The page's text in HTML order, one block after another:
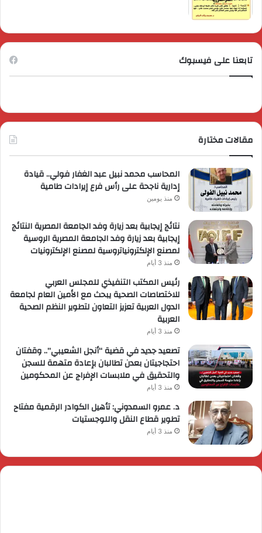
تابعنا على فيسبوك
مقالات مختارة
المحاسب محمد نبيل عبد الغفار فولي.. قيادة
إدارية ناجحة على رأس فرع إيرادات طامية
منذ يومين
نتائج إيجابية بعد زيارة وفد الجامعة المصرية النتائج
إيجابية بعد زيارة وفد الجامعة المصرية الروسية
لمصنع الإلكترونياتروسية لمصنع الإلكترونيات
منذ 3 أيام
رئيس المكتب التنفيذي للمجلس العربي
للاختصاصات الصحية يبحث مع الأمين العام لجامعة
الدول العربية تعزيز التعاون لتطوير النظم الصحية
العربية
منذ 3 أيام
تصعيد جديد في قضية “أنجل الشعيبي”.. وقفتان
احتجاجيتان بعدن تطالبان بإعادة متهمة للسجن
والتحقيق في ملابسات الإفراج عن المحكومين
منذ 3 أيام
د. عمرو السمدوني: تأهيل الكوادر الرقمية مفتاح
تطوير قطاع النقل واللوجستيات
منذ 3 أيام